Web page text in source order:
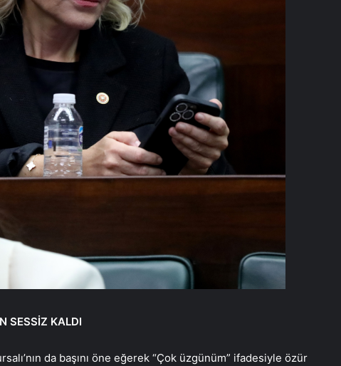
SESSİZ KALDI
da başını öne eğerek “Çok üzgünüm” ifadesiyle özür